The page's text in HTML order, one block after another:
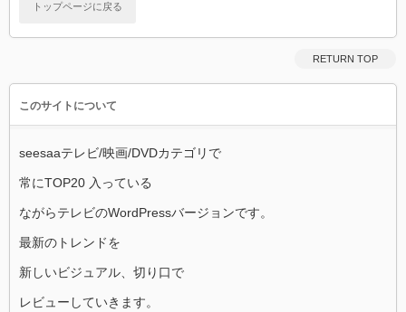
トップページに戻る
RETURN TOP
このサイトについて
seesaaテレビ/映画/DVDカテゴリで
常にTOP20 入っている
ながらテレビのWordPressバージョンです。
最新のトレンドを
新しいビジュアル、切り口で
レビューしていきます。